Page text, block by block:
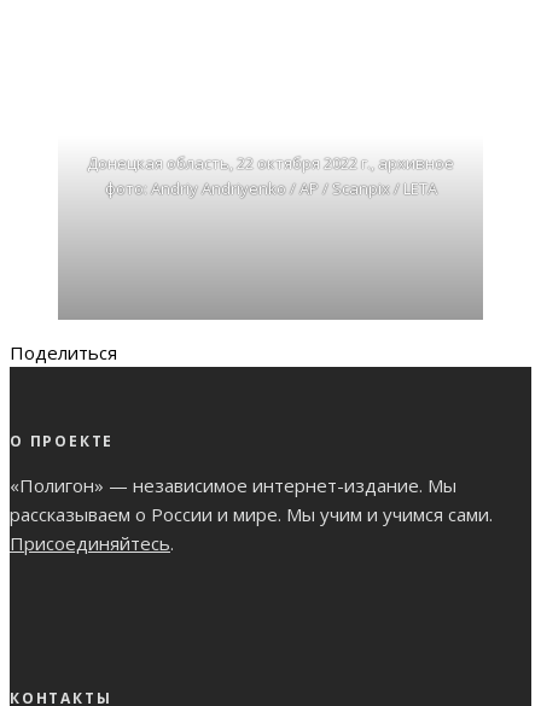
Донецкая область, 22 октября 2022 г., архивное
фото: Andriy Andriyenko / AP / Scanpix / LETA
Поделиться
О ПРОЕКТЕ
«Полигон» — независимое интернет-издание. Мы
рассказываем о России и мире. Мы учим и учимся сами.
Присоединяйтесь.
КОНТАКТЫ